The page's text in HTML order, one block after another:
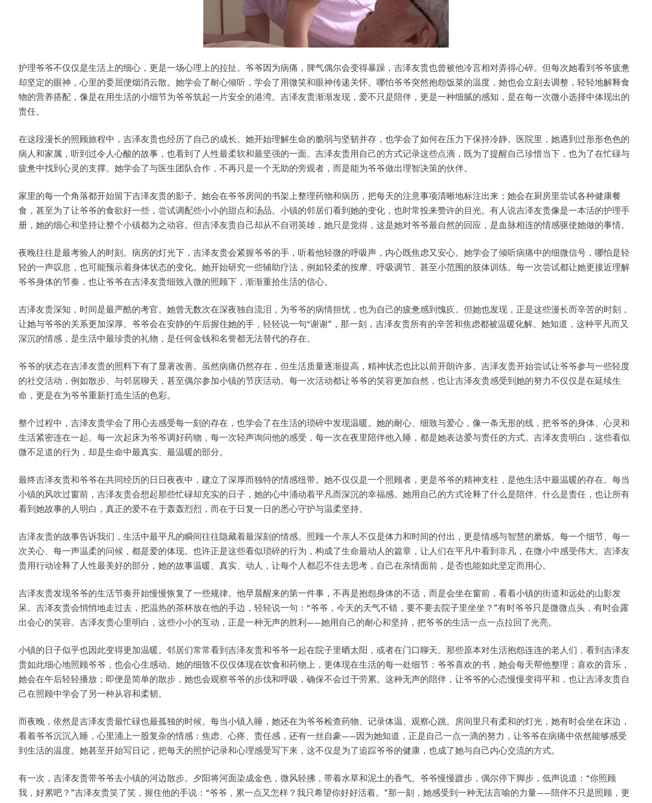
护理爷爷不仅仅是生活上的细心，更是一场心理上的拉扯。爷爷因为病痛，脾气偶尔会变得暴躁，吉泽友贵也曾被他冷言相对弄得心碎。但每次她看到爷爷疲惫
却坚定的眼神，心里的委屈便烟消云散。她学会了耐心倾听，学会了用微笑和眼神传递关怀。哪怕爷爷突然抱怨饭菜的温度，她也会立刻去调整，轻轻地解释食
物的营养搭配，像是在用生活的小细节为爷爷筑起一片安全的港湾。吉泽友贵渐渐发现，爱不只是陪伴，更是一种细腻的感知，是在每一次微小选择中体现出的
责任。
在这段漫长的照顾旅程中，吉泽友贵也经历了自己的成长。她开始理解生命的脆弱与坚韧并存，也学会了如何在压力下保持冷静。医院里，她遇到过形形色色的
病人和家属，听到过令人心酸的故事，也看到了人性最柔软和最坚强的一面。吉泽友贵用自己的方式记录这些点滴，既为了提醒自己珍惜当下，也为了在忙碌与
疲惫中找到心灵的支撑。她学会了与医生团队合作，不再只是一个无助的旁观者，而是能为爷爷做出理智决策的伙伴。
家里的每一个角落都开始留下吉泽友贵的影子。她会在爷爷房间的书架上整理药物和病历，把每天的注意事项清晰地标注出来；她会在厨房里尝试各种健康餐
食，甚至为了让爷爷的食欲好一些，尝试调配些小小的甜点和汤品。小镇的邻居们看到她的变化，也时常投来赞许的目光。有人说吉泽友贵像是一本活的护理手
册，她的细心和坚持让整个小镇都为之动容。但吉泽友贵自己却从不自诩英雄，她只是觉得，这是她对爷爷最自然的回应，是血脉相连的情感驱使她做的事情。
夜晚往往是最考验人的时刻。病房的灯光下，吉泽友贵会紧握爷爷的手，听着他轻微的呼吸声，内心既焦虑又安心。她学会了倾听病痛中的细微信号，哪怕是轻
轻的一声叹息，也可能预示着身体状态的变化。她开始研究一些辅助疗法，例如轻柔的按摩、呼吸调节、甚至小范围的肢体训练。每一次尝试都让她更接近理解
爷爷身体的节奏，也让爷爷在吉泽友贵细致入微的照顾下，渐渐重拾生活的信心。
吉泽友贵深知，时间是最严酷的考官。她曾无数次在深夜独自流泪，为爷爷的病情担忧，也为自己的疲惫感到愧疚。但她也发现，正是这些漫长而辛苦的时刻，
让她与爷爷的关系更加深厚。爷爷会在安静的午后握住她的手，轻轻说一句“谢谢”，那一刻，吉泽友贵所有的辛苦和焦虑都被温暖化解。她知道，这种平凡而又
深沉的情感，是生活中最珍贵的礼物，是任何金钱和名誉都无法替代的存在。
爷爷的状态在吉泽友贵的照料下有了显著改善。虽然病痛仍然存在，但生活质量逐渐提高，精神状态也比以前开朗许多。吉泽友贵开始尝试让爷爷参与一些轻度
的社交活动，例如散步、与邻居聊天，甚至偶尔参加小镇的节庆活动。每一次活动都让爷爷的笑容更加自然，也让吉泽友贵感受到她的努力不仅仅是在延续生
命，更是在为爷爷重新打造生活的色彩。
整个过程中，吉泽友贵学会了用心去感受每一刻的存在，也学会了在生活的琐碎中发现温暖。她的耐心、细致与爱心，像一条无形的线，把爷爷的身体、心灵和
生活紧密连在一起。每一次起床为爷爷调好药物，每一次轻声询问他的感受，每一次在夜里陪伴他入睡，都是她表达爱与责任的方式。吉泽友贵明白，这些看似
微不足道的行为，却是生命中最真实、最温暖的部分。
最终吉泽友贵和爷爷在共同经历的日日夜夜中，建立了深厚而独特的情感纽带。她不仅仅是一个照顾者，更是爷爷的精神支柱，是他生活中最温暖的存在。每当
小镇的风吹过窗前，吉泽友贵会想起那些忙碌却充实的日子，她的心中涌动着平凡而深沉的幸福感。她用自己的方式诠释了什么是陪伴、什么是责任，也让所有
看到她故事的人明白，真正的爱不在于轰轰烈烈，而在于日复一日的悉心守护与温柔坚持。
吉泽友贵的故事告诉我们，生活中最平凡的瞬间往往隐藏着最深刻的情感。照顾一个亲人不仅是体力和时间的付出，更是情感与智慧的磨炼。每一个细节、每一
次关心、每一声温柔的问候，都是爱的体现。也许正是这些看似琐碎的行为，构成了生命最动人的篇章，让人们在平凡中看到非凡，在微小中感受伟大。吉泽友
贵用行动诠释了人性最美好的部分，她的故事温暖、真实、动人，让每个人都忍不住去思考，自己在亲情面前，是否也能如此坚定而用心。
吉泽友贵发现爷爷的生活节奏开始慢慢恢复了一些规律。他早晨醒来的第一件事，不再是抱怨身体的不适，而是会坐在窗前，看着小镇的街道和远处的山影发
呆。吉泽友贵会悄悄地走过去，把温热的茶杯放在他的手边，轻轻说一句：“爷爷，今天的天气不错，要不要去院子里坐坐？”有时爷爷只是微微点头，有时会露
出会心的笑容。吉泽友贵心里明白，这些小小的互动，正是一种无声的胜利——她用自己的耐心和坚持，把爷爷的生活一点一点拉回了光亮。
小镇的日子似乎也因此变得更加温暖。邻居们常常看到吉泽友贵和爷爷一起在院子里晒太阳，或者在门口聊天。那些原本对生活抱怨连连的老人们，看到吉泽友
贵如此细心地照顾爷爷，也会心生感动。她的细致不仅仅体现在饮食和药物上，更体现在生活的每一处细节：爷爷喜欢的书，她会每天帮他整理；喜欢的音乐，
她会在午后轻轻播放；即便是简单的散步，她也会观察爷爷的步伐和呼吸，确保不会过于劳累。这种无声的陪伴，让爷爷的心态慢慢变得平和，也让吉泽友贵自
己在照顾中学会了另一种从容和柔韧。
而夜晚，依然是吉泽友贵最忙碌也最孤独的时候。每当小镇入睡，她还在为爷爷检查药物、记录体温、观察心跳。房间里只有柔和的灯光，她有时会坐在床边，
看着爷爷沉沉入睡，心里涌上一股复杂的情感：焦虑、心疼、责任感，还有一丝自豪——因为她知道，正是自己一点一滴的努力，让爷爷在病痛中依然能够感受
到生活的温度。她甚至开始写日记，把每天的照护记录和心理感受写下来，这不仅是为了追踪爷爷的健康，也成了她与自己内心交流的方式。
有一次，吉泽友贵带爷爷去小镇的河边散步。夕阳将河面染成金色，微风轻拂，带着水草和泥土的香气。爷爷慢慢踱步，偶尔停下脚步，低声说道：“你照顾
我，好累吧？”吉泽友贵笑了笑，握住他的手说：“爷爷，累一点又怎样？我只希望你好好活着。”那一刻，她感受到一种无法言喻的力量——陪伴不只是照顾，更